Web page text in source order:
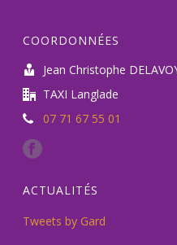
COORDONNÉES
Jean Christophe
TAXI Langlade
07 71 67 55 01
ACTUALITÉS
Tweets by Gard